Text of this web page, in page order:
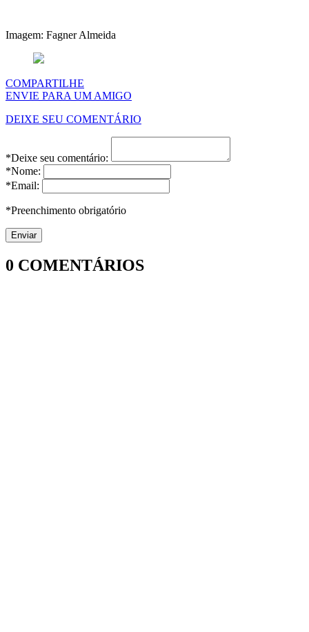
Imagem: Fagner Almeida
COMPARTILHE
ENVIE PARA UM AMIGO
DEIXE SEU COMENTÁRIO
*Deixe seu comentário:
*Nome:
*Email:
*Preenchimento obrigatório
0 COMENTÁRIOS